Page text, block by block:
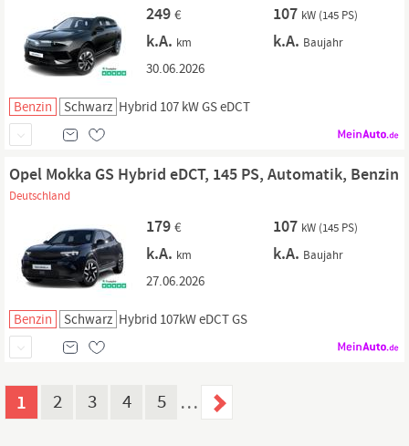
249 € 107 kW (145 PS)
k.A. km k.A. Baujahr
30.06.2026
Benzin Schwarz Hybrid 107 kW GS eDCT
Opel Mokka GS Hybrid eDCT, 145 PS, Automatik, Benzin
Deutschland
179 € 107 kW (145 PS)
k.A. km k.A. Baujahr
27.06.2026
Benzin Schwarz Hybrid 107kW eDCT GS
1 2 3 4 5 …